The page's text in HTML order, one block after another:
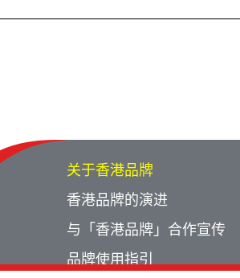
关于香港品牌
香港品牌的演进
与「香港品牌」合作宣传
品牌使用指引